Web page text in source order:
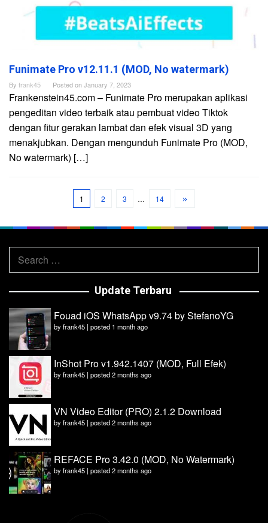
Funimate Pro v12.11.1 (MOD, No watermark)
By frank45 Posted onJanuary 7, 2023
Frankenstein45.com – Funimate Pro merupakan aplikasi
pengeditan video terbaik atau pembuat video Tiktok
dengan fitur gerakan lambat dan efek visual 3D yang
menakjubkan. Dengan mengunduh Funimate Pro (MOD,
No watermark) […]
1 2 3 … 14
Search
for:
Update Terbaru
Fouad iOS WhatsApp v9.74 by StefanoYG
byfrank45 | posted 1 month ago
InShot Pro v1.942.1407 (MOD, Full Efek)
byfrank45 | posted 2 months ago
VN Video Editor (PRO) 2.1.2 Download
byfrank45 | posted 2 months ago
REFACE Pro 3.42.0 (MOD, No Watermark)
byfrank45 | posted 2 months ago